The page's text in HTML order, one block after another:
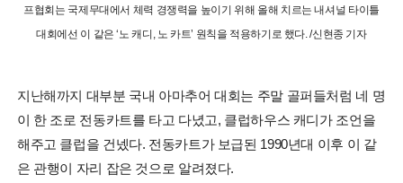
프협회는 국제무대에서 체력 경쟁력을 높이기 위해 올해 치르는 내셔널 타이틀
대회에선 이 같은 ‘노 캐디, 노 카트’ 원칙을 적용하기로 했다. /신현종 기자
지난해까지 대부분 국내 아마추어 대회는 주말 골퍼들처럼 네 명
이 한 조로 전동카트를 타고 다녔고, 클럽하우스 캐디가 조언을
해주고 클럽을 건넸다. 전동카트가 보급된 1990년대 이후 이 같
은 관행이 자리 잡은 것으로 알려졌다.